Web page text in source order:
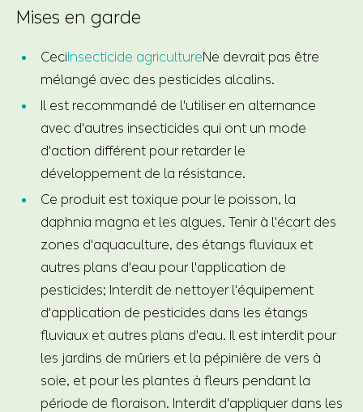
Mises en garde
CeciInsecticide agricultureNe devrait pas être
mélangé avec des pesticides alcalins.
Il est recommandé de l'utiliser en alternance
avec d'autres insecticides qui ont un mode
d'action différent pour retarder le
développement de la résistance.
Ce produit est toxique pour le poisson, la
daphnia magna et les algues. Tenir à l'écart des
zones d'aquaculture, des étangs fluviaux et
autres plans d'eau pour l'application de
pesticides; Interdit de nettoyer l'équipement
d'application de pesticides dans les étangs
fluviaux et autres plans d'eau. Il est interdit pour
les jardins de mûriers et la pépinière de vers à
soie, et pour les plantes à fleurs pendant la
période de floraison. Interdit d'appliquer dans les